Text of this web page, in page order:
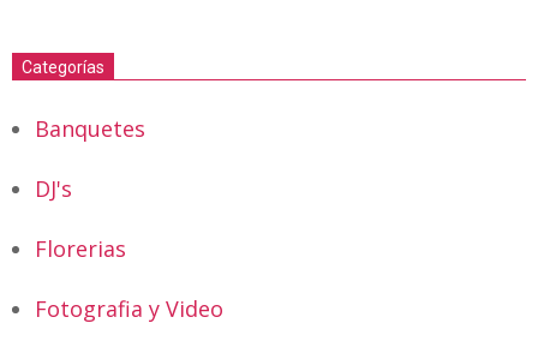
Categorías
Banquetes
DJ's
Florerias
Fotografia y Video